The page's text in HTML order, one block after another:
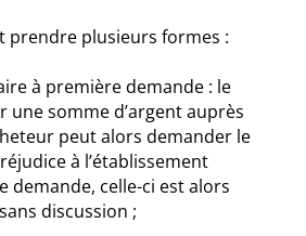
prendre plusieurs formes :
à première demande : le
une somme d’argent auprès
peut alors demander le
à l’établissement
demande, celle-ci est alors
discussion ;